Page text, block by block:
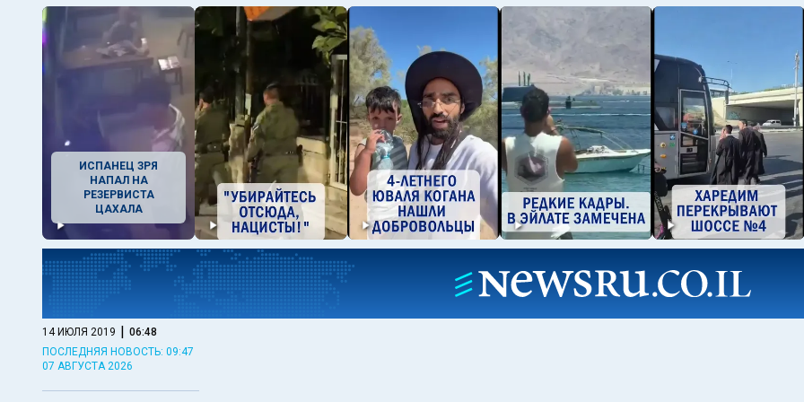
ИСПАНЕЦ ЗРЯ
НАПАЛ НА
РЕЗЕРВИСТА
ЦАХАЛА
14 ИЮЛЯ 2019 | 06:48
ПОСЛЕДНЯЯ НОВОСТЬ: 09:47
07 АВГУСТА 2026